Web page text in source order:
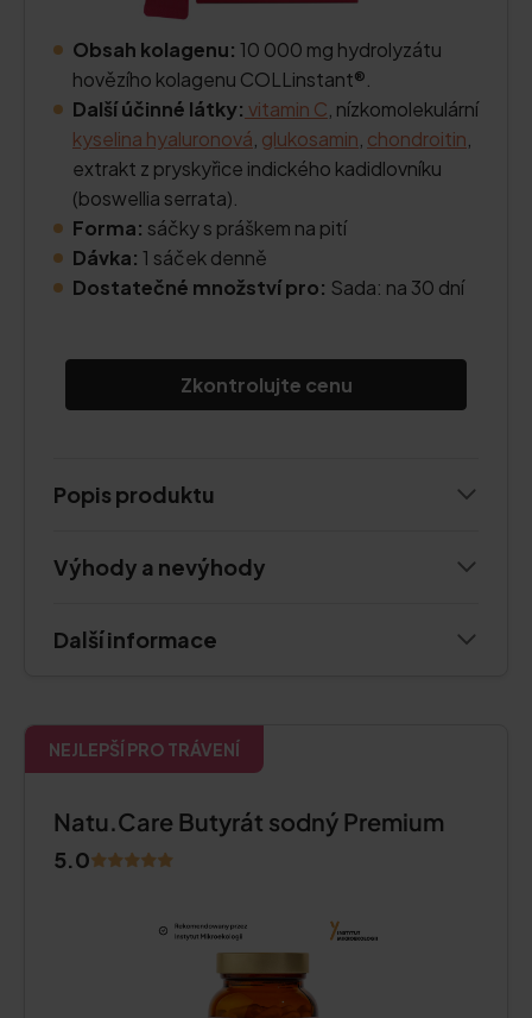
Obsah kolagenu: 10 000 mg hydrolyzátu
hovězího kolagenu COLLinstant®.
Další účinné látky: vitamin C , nízkomolekulární
kyselina hyaluronová glukosamin chondroitin
extrakt z pryskyřice indického kadidlovníku
(boswellia serrata).
Forma: sáčky s práškem na pití
Dávka: 1 sáček denně
Dostatečné množství pro: Sada: na 30 dní
Zkontrolujte cenu
Popis produktu
Výhody a nevýhody
Další informace
NEJLEPŠÍ PRO TRÁVENÍ
Natu.Care Butyrát sodný Premium
5.0